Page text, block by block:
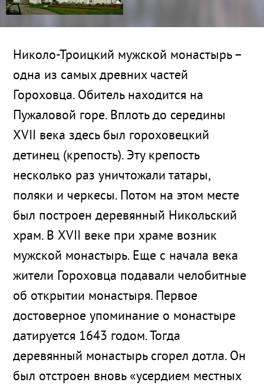
Николо-Троицкий мужской монастырь –
одна из самых древних частей
Гороховца. Обитель находится на
Пужаловой горе. Вплоть до середины
XVII века здесь был гороховецкий
детинец (крепость). Эту крепость
несколько раз уничтожали татары,
поляки и черкесы. Потом на этом месте
был построен деревянный Никольский
храм. В XVII веке при храме возник
мужской монастырь. Еще с начала века
жители Гороховца подавали челобитные
об открытии монастыря. Первое
достоверное упоминание о монастыре
датируется 1643 годом. Тогда
деревянный монастырь сгорел дотла. Он
был отстроен вновь «усердием местных